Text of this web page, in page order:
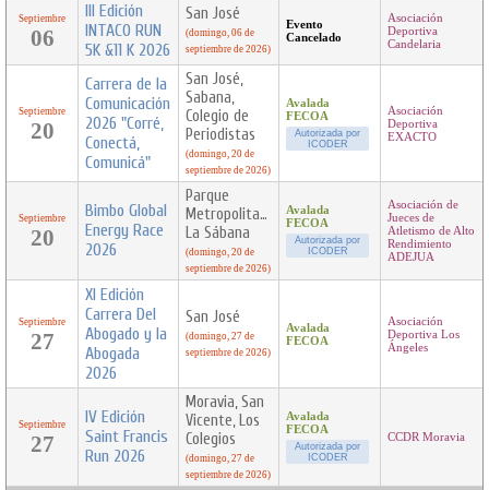
Septiembre
06
III Edición
INTACO RUN
5K &11 K 2026
San José
(domingo, 06 de
septiembre de 2026)
Evento
Cancelado
Asociación
Deportiva
Candelaria
Septiembre
20
Carrera de la
Comunicación
2026 "Corré,
Conectá,
Comunicá"
San José,
Sabana,
Colegio de
Periodistas
(domingo, 20 de
septiembre de 2026)
Avalada
FECOA
Autorizada por
ICODER
Asociación
Deportiva
EXACTO
Septiembre
20
Bimbo Global
Energy Race
2026
Parque
Metropolitano
La Sábana
(domingo, 20 de
septiembre de 2026)
Avalada
FECOA
Autorizada por
ICODER
Asociación de
Jueces de
Atletismo de Alto
Rendimiento
ADEJUA
Septiembre
27
XI Edición
Carrera Del
Abogado y la
Abogada
2026
San José
(domingo, 27 de
septiembre de 2026)
Avalada
FECOA
Asociación
Deportiva Los
Ángeles
Septiembre
27
IV Edición
Saint Francis
Run 2026
Moravia, San
Vicente, Los
Colegios
(domingo, 27 de
septiembre de 2026)
Avalada
FECOA
Autorizada por
ICODER
CCDR Moravia